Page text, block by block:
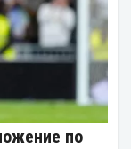
по